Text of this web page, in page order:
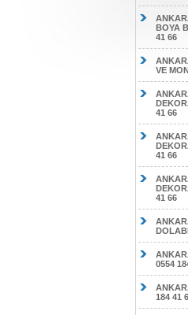
BOYA
41 66
VE
41 66
41 66
41 66
0554
184 41